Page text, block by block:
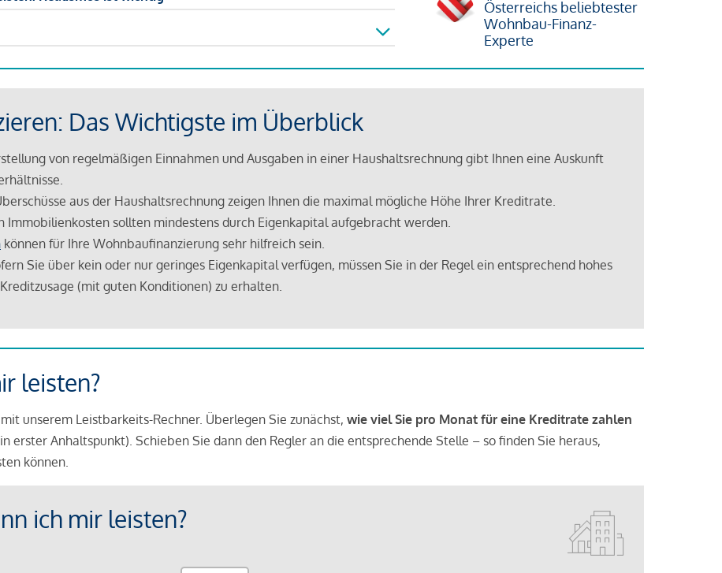
Österreichs beliebtester
Wohnbau-Finanz-
Experte
Das Wichtigste im Überblick
von regelmäßigen Einnahmen und Ausgaben in einer Haushaltsrechnung gibt Ihnen eine Auskunft
aus der Haushaltsrechnung zeigen Ihnen die maximal mögliche Höhe Ihrer Kreditrate.
Immobilienkosten sollten mindestens durch Eigenkapital aufgebracht werden.
können für Ihre Wohnbaufinanzierung sehr hilfreich sein.
Sie über kein oder nur geringes Eigenkapital verfügen, müssen Sie in der Regel ein entsprechend hohes
(mit guten Konditionen) zu erhalten.
leisten?
unserem Leistbarkeits-Rechner. Überlegen Sie zunächst, wie viel Sie pro Monat für eine Kreditrate zahlen
erster Anhaltspunkt). Schieben Sie dann den Regler an die entsprechende Stelle – so finden Sie heraus,
können.
ich mir leisten?